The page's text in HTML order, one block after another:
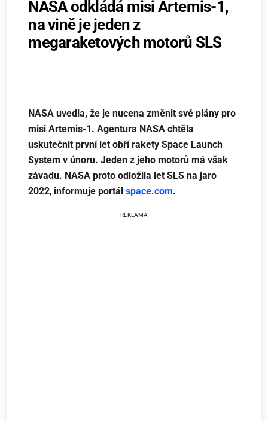
NASA odkládá misi Artemis-1,
na vině je jeden z
megaraketových motorů SLS
NASA uvedla, že je nucena změnit své plány pro
misi Artemis-1. Agentura NASA chtěla
uskutečnit první let obří rakety Space Launch
System v únoru. Jeden z jeho motorů má však
závadu. NASA proto odložila let SLS na jaro
2022, informuje portálspace.com.